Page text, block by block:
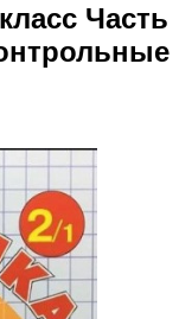
Часть